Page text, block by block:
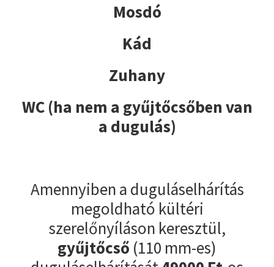
Mosdó
Kád
Zuhany
WC (ha nem a gyűjtőcsőben van
a dugulás)
Amennyiben a duguláselhárítás
megoldható kültéri
szerelőnyíláson keresztül,
gyűjtőcső (110 mm-es)